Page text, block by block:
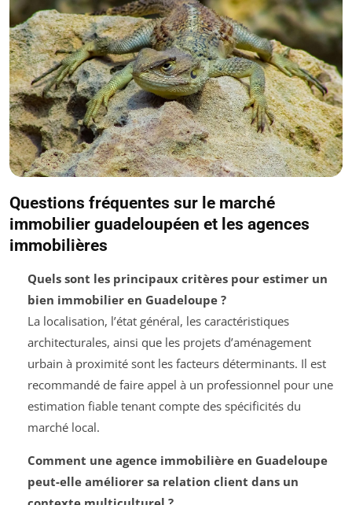
Questions fréquentes sur le marché
immobilier guadeloupéen et les agences
immobilières
Quels sont les principaux critères pour estimer un
bien immobilier en Guadeloupe ?
La localisation, l’état général, les caractéristiques
architecturales, ainsi que les projets d’aménagement
urbain à proximité sont les facteurs déterminants. Il est
recommandé de faire appel à un professionnel pour une
estimation fiable tenant compte des spécificités du
marché local.
Comment une agence immobilière en Guadeloupe
peut-elle améliorer sa relation client dans un